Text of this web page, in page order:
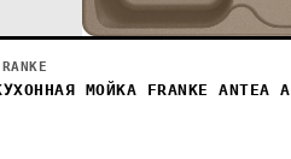
МОЙКА FRANKE